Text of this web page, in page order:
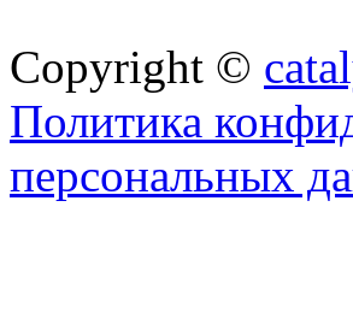
Copyright ©
Политика
персональных